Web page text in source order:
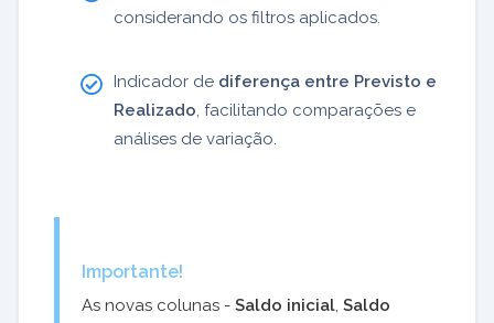
considerando os filtros aplicados.
Indicador de diferença entre Previsto e
Realizado , facilitando comparações e
análises de variação.
Importante!
As novas colunas - Saldo inicial, Saldo